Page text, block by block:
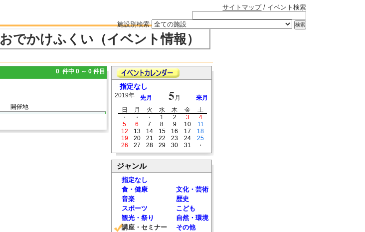
サイトマップ/ イベント検索
施設別検索
おでかけふくい（イベント情報）
0 件中 0 ～ 0 件目
開催地
指定なし
2019年 先月 5 月
来月
日
月 火 水 木 金
土
・
・ ・ 1 2 3
4
5
6 7 8 9 10
11
12
13 14 15 16 17
18
19
20 21 22 23 24
25
26
27 28 29 30 31 ・
ジャンル
指定なし
食・健康
文化・芸術
音楽
歴史
スポーツ
こども
観光・祭り
自然・環境
講座・セミナー
その他